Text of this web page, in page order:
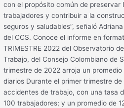
con el propósito común de preservar
trabajadores y contribuir a la
seguros y saludables”, señaló
del CCS. Conoce el informe en
TRIMESTRE 2022 del Observatorio
Trabajo, del Consejo Colombiano de
trimestre de 2022 arroja un
diarios Durante el primer trimestre
accidentes de trabajo, con una tasa
100 trabajadores; y un promedio de